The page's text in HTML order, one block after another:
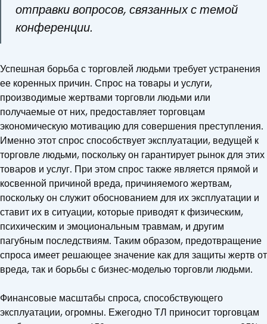
отправки вопросов, связанных с темой
конференции.
Успешная борьба с торговлей людьми требует устранения
ее коренных причин. Спрос на товары и услуги,
производимые жертвами торговли людьми или
получаемые от них, предоставляет торговцам
экономическую мотивацию для совершения преступления.
Именно этот спрос способствует эксплуатации, ведущей к
торговле людьми, поскольку он гарантирует рынок для этих
товаров и услуг. При этом спрос также является прямой и
косвенной причиной вреда, причиняемого жертвам,
поскольку он служит обоснованием для их эксплуатации и
ставит их в ситуации, которые приводят к физическим,
психическим и эмоциональным травмам, и другим
пагубным последствиям. Таким образом, предотвращение
спроса имеет решающее значение как для защиты жертв от
вреда, так и борьбы с бизнес-моделью торговли людьми.
Финансовые масштабы спроса, способствующего
эксплуатации, огромны. Ежегодно ТЛ приносит торговцам